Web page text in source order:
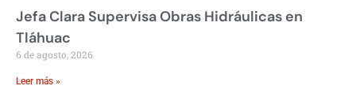
Jefa Clara Supervisa Obras Hidráulicas en
Tláhuac
6 de agosto, 2026
Leer más »